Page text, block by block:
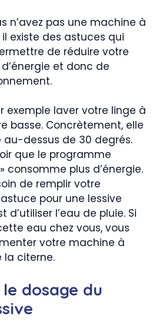
n’avez pas une machine à
existe des astuces qui
de réduire votre
et donc de
exemple laver votre linge à
basse. Concrètement, elle
dessus de 30 degrés.
que le programme
consomme plus d’énergie.
de remplir votre
pour une lessive
d’utiliser l’eau de pluie. Si
eau chez vous, vous
votre machine à
la citerne.
dosage du